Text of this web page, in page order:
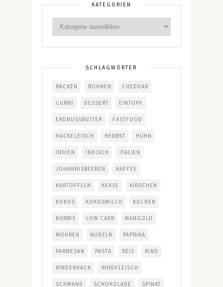
KATEGORIEN
SCHLAGWÖRTER
BACKEN BOHNEN CHEDDAR
CURRY DESSERT EINTOPF
ERDNUSSBUTTER FASTFOOD
HACKFLEISCH HERBST HUHN
INDIEN INDISCH ITALIEN
JOHANNISBEEREN KAFFEE
KARTOFFELN KEKSE KIRSCHEN
KOKOS KOKOSMILCH KUCHEN
KÜRBIS LOW CARB MANGOLD
MÖHREN NUDELN PAPRIKA
PARMESAN PASTA REIS RIND
RINDERHACK RINDFLEISCH
SCHMAND SCHOKOLADE SPINAT